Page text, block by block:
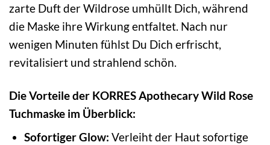
zarte Duft der Wildrose umhüllt Dich, während
die Maske ihre Wirkung entfaltet. Nach nur
wenigen Minuten fühlst Du Dich erfrischt,
revitalisiert und strahlend schön.
Die Vorteile der KORRES Apothecary Wild Rose
Tuchmaske im Überblick:
Sofortiger Glow: Verleiht der Haut sofortige